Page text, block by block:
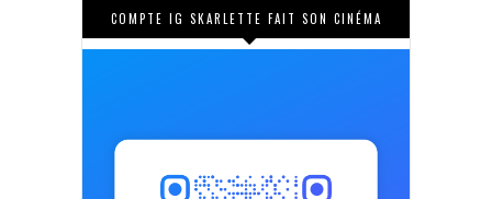
COMPTE IG SKARLETTE FAIT SON CINÉMA